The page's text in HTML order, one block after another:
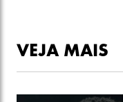
VEJA MAIS